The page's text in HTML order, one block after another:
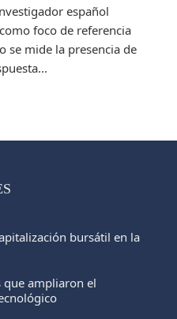
español
foco de referencia
se mide la presencia de
bursátil en la
que ampliaron el